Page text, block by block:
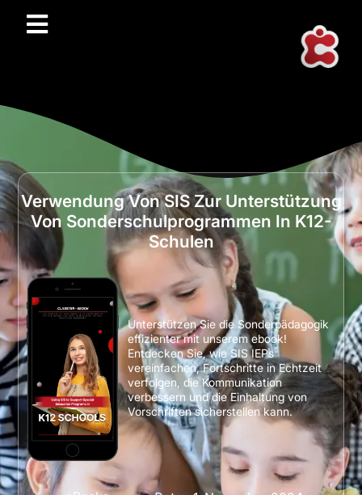
Verwendung Von SIS Zur Unterstützung
Von Sonderschulprogrammen In K12-
Schulen
Unterstützen Sie die Sonderpädagogik
effizienter mit unserem ebook!
Entdecken Sie, wie SIS IEPs
vereinfachen, Fortschritte in Echtzeit
verfolgen, die Kommunikation
verbessern und die Einhaltung von
Vorschriften sicherstellen kann.